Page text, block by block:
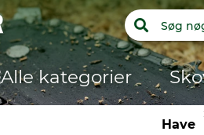
Alle kategorier
Have